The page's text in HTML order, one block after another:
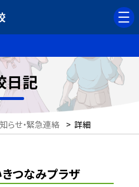
日記
らせ・緊急連絡 > 詳細
きつなみプラザ